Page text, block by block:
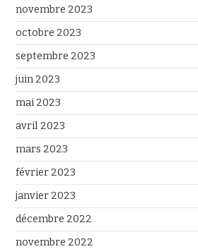
novembre 2023
octobre 2023
septembre 2023
juin 2023
mai 2023
avril 2023
mars 2023
février 2023
janvier 2023
décembre 2022
novembre 2022